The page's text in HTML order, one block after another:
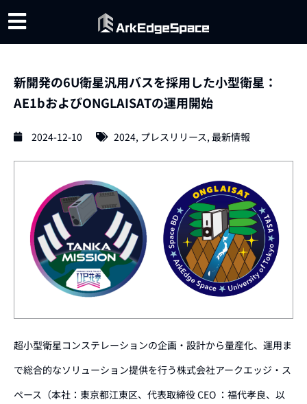
新開発の6U衛星汎用バスを採用した小型衛星：
AE1bおよびONGLAISATの運用開始
2024-12-10 2024, プレスリリース, 最新情報
超小型衛星コンステレーションの企画・設計から量産化、運用ま
で総合的なソリューション提供を行う株式会社アークエッジ・ス
ペース（本社：東京都江東区、代表取締役 CEO ：福代孝良、以